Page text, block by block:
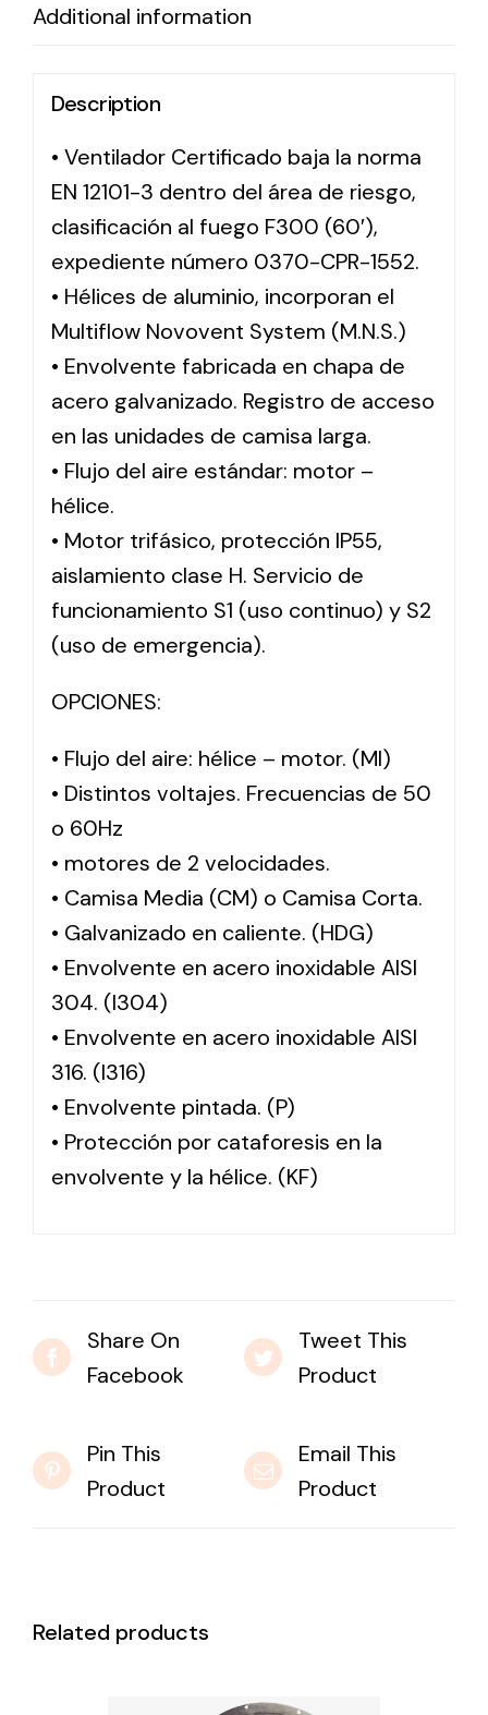
Additional information
Description
• Ventilador Certificado baja la norma
EN 12101-3 dentro del área de riesgo,
clasificación al fuego F300 (60′),
expediente número 0370-CPR-1552.
• Hélices de aluminio, incorporan el
Multiflow Novovent System (M.N.S.)
• Envolvente fabricada en chapa de
acero galvanizado. Registro de acceso
en las unidades de camisa larga.
• Flujo del aire estándar: motor –
hélice.
• Motor trifásico, protección IP55,
aislamiento clase H. Servicio de
funcionamiento S1 (uso continuo) y S2
(uso de emergencia).
OPCIONES:
• Flujo del aire: hélice – motor. (MI)
• Distintos voltajes. Frecuencias de 50
o 60Hz
• motores de 2 velocidades.
• Camisa Media (CM) o Camisa Corta.
• Galvanizado en caliente. (HDG)
• Envolvente en acero inoxidable AISI
304. (I304)
• Envolvente en acero inoxidable AISI
316. (I316)
• Envolvente pintada. (P)
• Protección por cataforesis en la
envolvente y la hélice. (KF)
Share On
Facebook
Tweet This
Product
Pin This
Product
Email This
Product
Related products